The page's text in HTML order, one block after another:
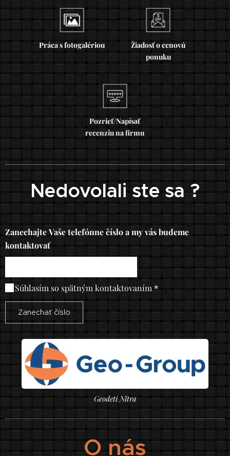
Práca s fotogalériou
Žiadosť o cenovú
ponuku
Pozrieť/Napísať
recenziu na firmu
Nedovolali ste sa ?
Zanechajte Vaše telefónne číslo a my vás budeme
kontaktovať
Súhlasím so spätným kontaktovaním
Zanechať číslo
Geodeti Nitra
O nás